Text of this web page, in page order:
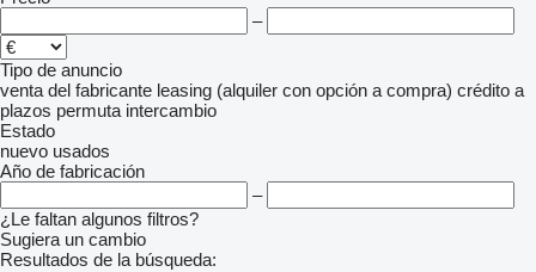
–
Tipo de anuncio
venta del fabricante leasing (alquiler con opción a compra) crédito a
plazos permuta intercambio
Estado
nuevo usados
Año de fabricación
–
¿Le faltan algunos filtros?
Sugiera un cambio
Resultados de la búsqueda: